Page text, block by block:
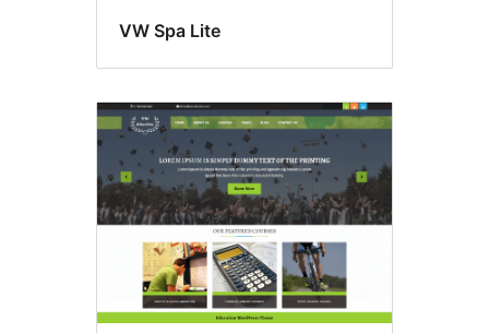
VW Spa Lite